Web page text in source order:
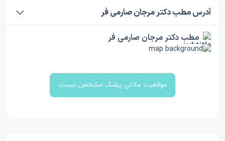
آدرس مطب دکتر مرجان صارمی فر
مطب دکتر مرجان صارمی فر
موقعیت مکانی پزشک مشخص نیست